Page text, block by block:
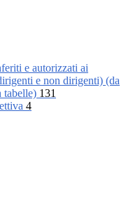
e autorizzati ai
e non dirigenti) (da
tabelle) 131
4